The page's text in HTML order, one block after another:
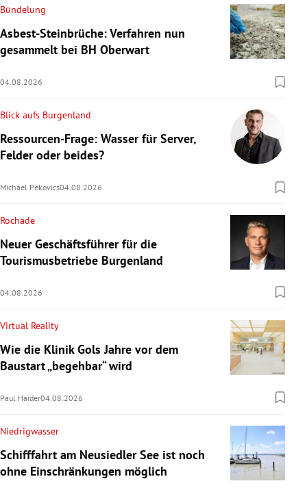
Bündelung
Asbest-Steinbrüche: Verfahren nun
gesammelt bei BH Oberwart
04.08.2026
Blick aufs Burgenland
Ressourcen-Frage: Wasser für Server,
Felder oder beides?
Michael Pekovics04.08.2026
Rochade
Neuer Geschäftsführer für die
Tourismusbetriebe Burgenland
04.08.2026
Virtual Reality
Wie die Klinik Gols Jahre vor dem
Baustart „begehbar“ wird
Paul Haider04.08.2026
Niedrigwasser
Schifffahrt am Neusiedler See ist noch
ohne Einschränkungen möglich